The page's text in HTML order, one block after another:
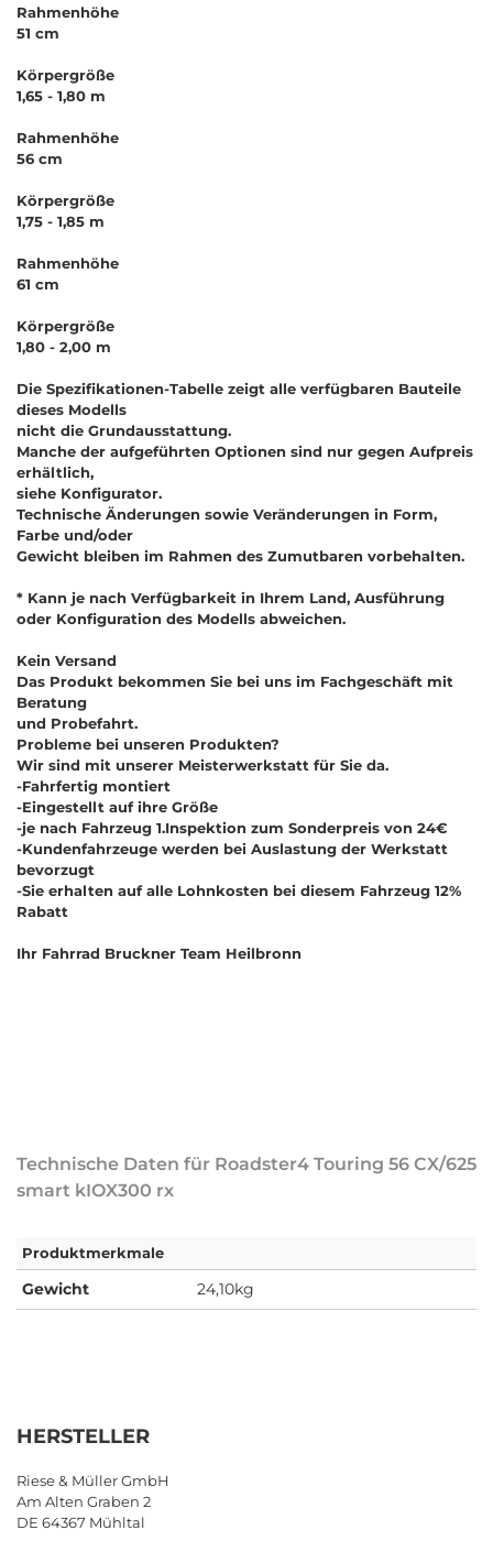
Rahmenhöhe
51 cm
Körpergröße
1,65 - 1,80 m
Rahmenhöhe
56 cm
Körpergröße
1,75 - 1,85 m
Rahmenhöhe
61 cm
Körpergröße
1,80 - 2,00 m
Die Spezifikationen-Tabelle zeigt alle verfügbaren Bauteile
dieses Modells
nicht die Grundausstattung.
Manche der aufgeführten Optionen sind nur gegen Aufpreis
erhältlich,
siehe Konfigurator.
Technische Änderungen sowie Veränderungen in Form,
Farbe und/oder
Gewicht bleiben im Rahmen des Zumutbaren vorbehalten.
* Kann je nach Verfügbarkeit in Ihrem Land, Ausführung
oder Konfiguration des Modells abweichen.
Kein Versand
Das Produkt bekommen Sie bei uns im Fachgeschäft mit
Beratung
und Probefahrt.
Probleme bei unseren Produkten?
Wir sind mit unserer Meisterwerkstatt für Sie da.
-Fahrfertig montiert
-Eingestellt auf ihre Größe
-je nach Fahrzeug 1.Inspektion zum Sonderpreis von 24€
-Kundenfahrzeuge werden bei Auslastung der Werkstatt
bevorzugt
-Sie erhalten auf alle Lohnkosten bei diesem Fahrzeug 12%
Rabatt
Ihr Fahrrad Bruckner Team Heilbronn
Technische Daten für Roadster4 Touring 56 CX/625
smart kIOX300 rx
Produktmerkmale
Gewicht 24,10kg
HERSTELLER
Riese & Müller GmbH
Am Alten Graben 2
DE 64367 Mühltal